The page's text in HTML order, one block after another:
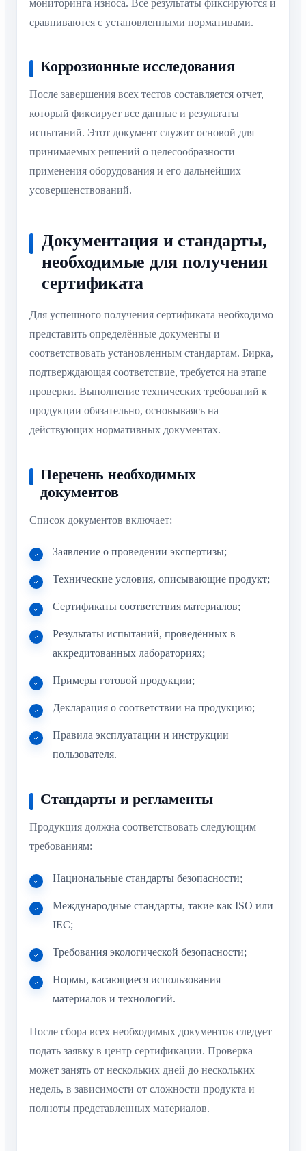
мониторинга износа. Все результаты фиксируются и
сравниваются с установленными нормативами.
Коррозионные исследования
После завершения всех тестов составляется отчет,
который фиксирует все данные и результаты
испытаний. Этот документ служит основой для
принимаемых решений о целесообразности
применения оборудования и его дальнейших
усовершенствований.
Документация и стандарты,
необходимые для получения
сертификата
Для успешного получения сертификата необходимо
представить определённые документы и
соответствовать установленным стандартам. Бирка,
подтверждающая соответствие, требуется на этапе
проверки. Выполнение технических требований к
продукции обязательно, основываясь на
действующих нормативных документах.
Перечень необходимых
документов
Список документов включает:
Заявление о проведении экспертизы;
Технические условия, описывающие продукт;
Сертификаты соответствия материалов;
Результаты испытаний, проведённых в
аккредитованных лабораториях;
Примеры готовой продукции;
Декларация о соответствии на продукцию;
Правила эксплуатации и инструкции
пользователя.
Стандарты и регламенты
Продукция должна соответствовать следующим
требованиям:
Национальные стандарты безопасности;
Международные стандарты, такие как ISO или
IEC;
Требования экологической безопасности;
Нормы, касающиеся использования
материалов и технологий.
После сбора всех необходимых документов следует
подать заявку в центр сертификации. Проверка
может занять от нескольких дней до нескольких
недель, в зависимости от сложности продукта и
полноты представленных материалов.